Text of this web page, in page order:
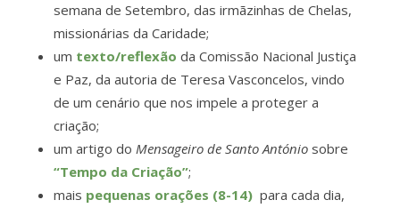
semana de Setembro, das irmãzinhas de Chelas,
missionárias da Caridade;
um texto/reflexão da Comissão Nacional Justiça
e Paz, da autoria de Teresa Vasconcelos, vindo
de um cenário que nos impele a proteger a
criação;
um artigo do Mensageiro de Santo Antóniosobre
“Tempo da Criação”;
mais pequenas orações (8-14)para cada dia,